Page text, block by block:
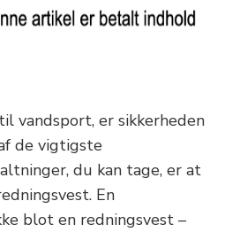
vandsport, er sikkerheden
de vigtigste
du kan tage, er at
En
blot en redningsvest –